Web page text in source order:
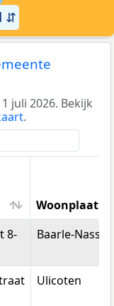
⇵
juli 2026. Bekijk
.
Woonplaats
Woonplaats
8-
Baarle-Nassau
Ulicoten